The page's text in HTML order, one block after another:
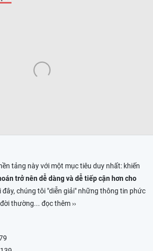
tảng này với một mục tiêu duy nhất: khiến
trở nên dễ dàng và dễ tiếp cận hơn cho
đây, chúng tôi "diễn giải" những thông tin phức
thường... đọc thêm ››